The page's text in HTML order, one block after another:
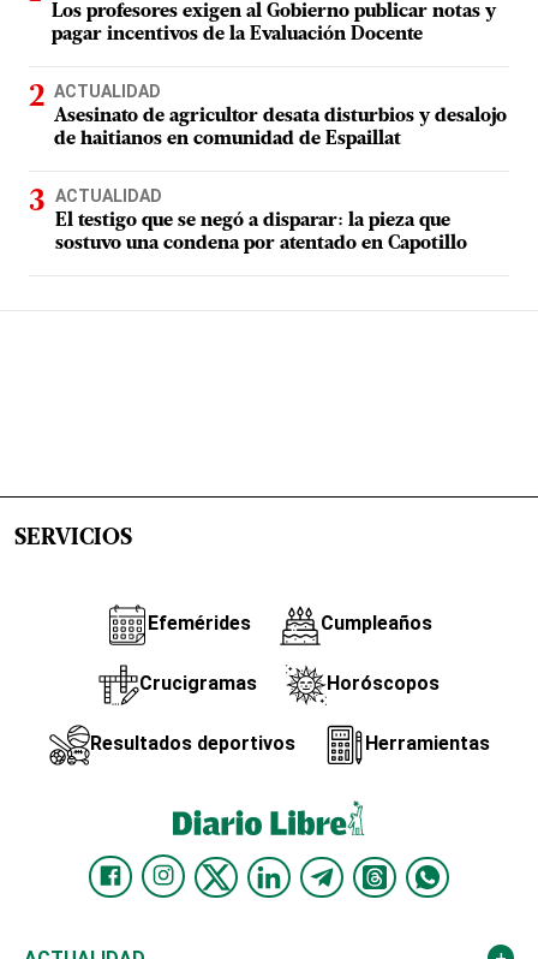
Los profesores exigen al Gobierno publicar notas y
pagar incentivos de la Evaluación Docente
ACTUALIDAD
Asesinato de agricultor desata disturbios y desalojo
de haitianos en comunidad de Espaillat
ACTUALIDAD
El testigo que se negó a disparar: la pieza que
sostuvo una condena por atentado en Capotillo
SERVICIOS
Efemérides Cumpleaños
Crucigramas Horóscopos
Resultados deportivos Herramientas